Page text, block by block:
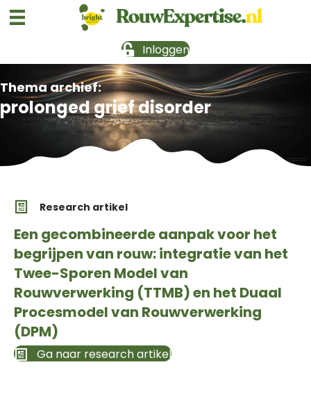
Inloggen
Thema archief:
prolonged grief disorder
Research artikel
Een gecombineerde aanpak voor het
begrijpen van rouw: integratie van het
Twee-Sporen Model van
Rouwverwerking (TTMB) en het Duaal
Procesmodel van Rouwverwerking
(DPM)
Ga naar research artikel